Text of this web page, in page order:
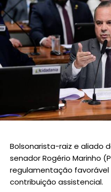
Bolsonarista-raiz e aliado
senador Rogério Marinho
regulamentação
contribuição assistencial.